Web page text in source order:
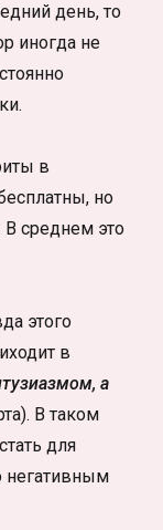
день, то
иногда не
в
но
среднем это
этого
в
а
В таком
для
негативным